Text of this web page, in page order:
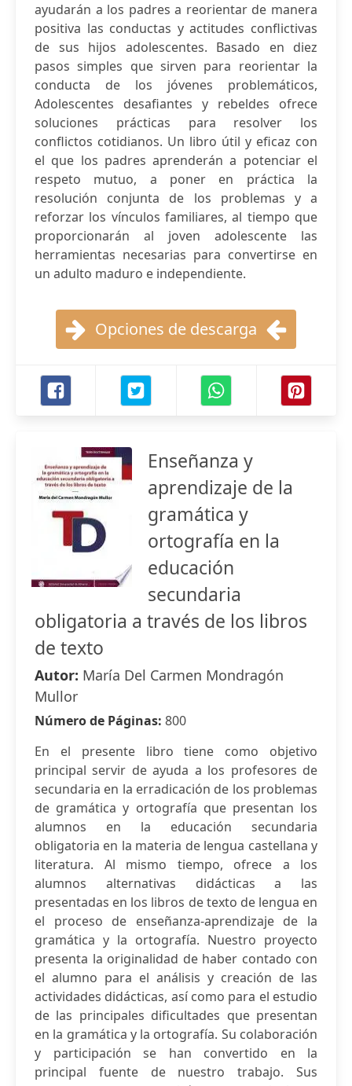
ayudarán a los padres a reorientar de manera
positiva las conductas y actitudes conflictivas
de sus hijos adolescentes. Basado en diez
pasos simples que sirven para reorientar la
conducta de los jóvenes problemáticos,
Adolescentes desafiantes y rebeldes ofrece
soluciones prácticas para resolver los
conflictos cotidianos. Un libro útil y eficaz con
el que los padres aprenderán a potenciar el
respeto mutuo, a poner en práctica la
resolución conjunta de los problemas y a
reforzar los vínculos familiares, al tiempo que
proporcionarán al joven adolescente las
herramientas necesarias para convertirse en
un adulto maduro e independiente.
Opciones de descarga
Enseñanza y
aprendizaje de la
gramática y
ortografía en la
educación
secundaria
obligatoria a través de los libros
de texto
Autor: María Del Carmen Mondragón
Mullor
Número de Páginas: 800
En el presente libro tiene como objetivo
principal servir de ayuda a los profesores de
secundaria en la erradicación de los problemas
de gramática y ortografía que presentan los
alumnos en la educación secundaria
obligatoria en la materia de lengua castellana y
literatura. Al mismo tiempo, ofrece a los
alumnos alternativas didácticas a las
presentadas en los libros de texto de lengua en
el proceso de enseñanza-aprendizaje de la
gramática y la ortografía. Nuestro proyecto
presenta la originalidad de haber contado con
el alumno para el análisis y creación de las
actividades didácticas, así como para el estudio
de las principales dificultades que presentan
en la gramática y la ortografía. Su colaboración
y participación se han convertido en la
principal fuente de nuestro trabajo. Sus